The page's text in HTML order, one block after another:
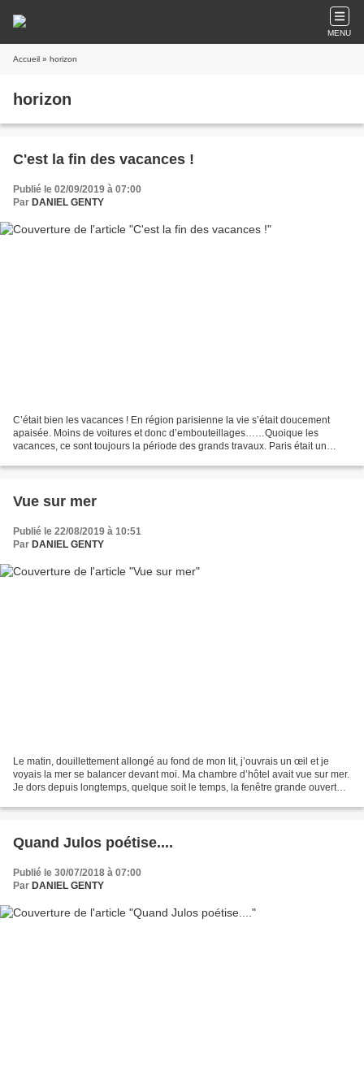
MENU
Accueil » horizon
horizon
C'est la fin des vacances !
Publié le 02/09/2019 à 07:00
Par DANIEL GENTY
C’était bien les vacances ! En région parisienne la vie s’était doucement
apaisée. Moins de voitures et donc d’embouteillages……Quoique les
vacances, ce sont toujours la période des grands travaux. Paris était un
Vue sur mer
Publié le 22/08/2019 à 10:51
Par DANIEL GENTY
Le matin, douillettement allongé au fond de mon lit, j’ouvrais un œil et je
voyais la mer se balancer devant moi. Ma chambre d’hôtel avait vue sur mer.
Je dors depuis longtemps, quelque soit le temps, la fenêtre grande ouverte
Quand Julos poétise....
Publié le 30/07/2018 à 07:00
Par DANIEL GENTY